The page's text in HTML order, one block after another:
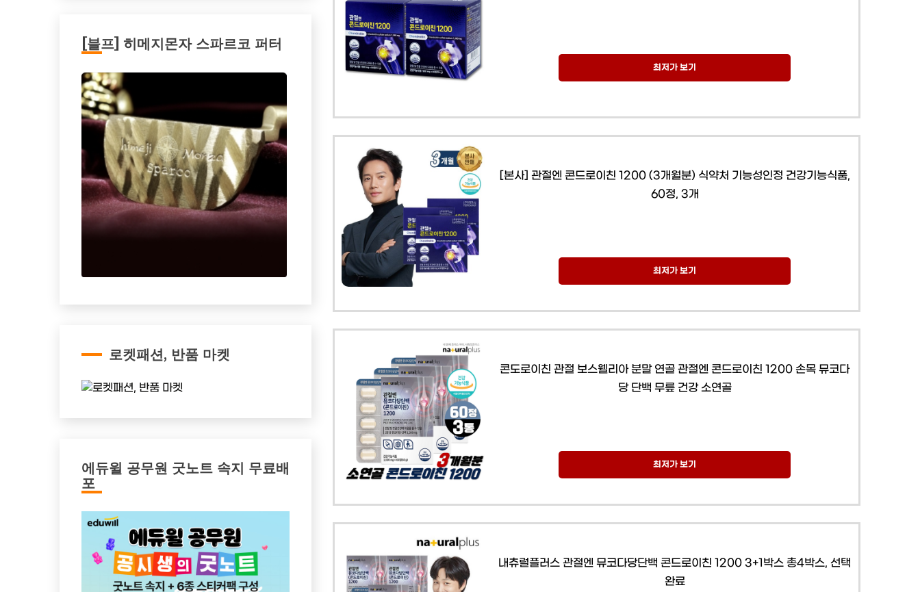
최저가 보기
[본사] 관절엔 콘드로이친 1200 (3개월분) 식약처 기능성인정 건강기능식품,
60정, 3개
최저가 보기
콘도로이친 관절 보스웰리아 분말 연골 관절엔 콘드로이친 1200 손목 뮤코다
당 단백 무릎 건강 소연골
최저가 보기
내츄럴플러스 관절엔 뮤코다당단백 콘드로이친 1200 3+1박스 총4박스, 선택
완료
[블프] 히메지몬자 스파르코 퍼터
로켓패션, 반품 마켓
에듀윌 공무원 굿노트 속지 무료배
포